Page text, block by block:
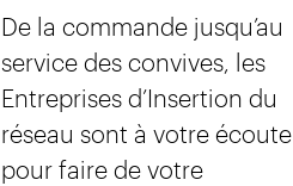
De la commande jusqu’au
service des convives, les
Entreprises d’Insertion du
réseau sont à votre écoute
pour faire de votre